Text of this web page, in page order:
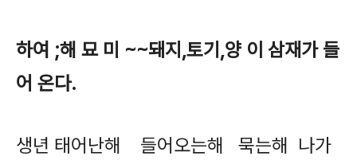
하여 ;해 묘 미 ~~돼지,토기,양 이 삼재가 들
어 온다.
생년 태어난해 들어오는해 묵는해 나가